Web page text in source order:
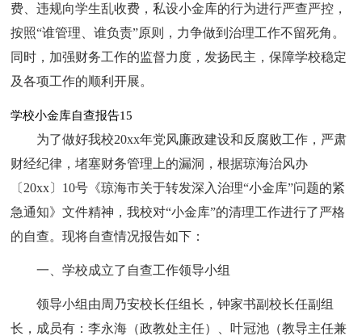
费、违规向学生乱收费，私设小金库的行为进行严查严控，
按照“谁管理、谁负责”原则，力争做到治理工作不留死角。
同时，加强财务工作的监督力度，发扬民主，保障学校稳定
及各项工作的顺利开展。
学校小金库自查报告15
为了做好我校20xx年党风廉政建设和反腐败工作，严肃
财经纪律，堵塞财务管理上的漏洞，根据琼海治风办
〔20xx〕10号《琼海市关于转发深入治理“小金库”问题的紧
急通知》文件精神，我校对“小金库”的清理工作进行了严格
的自查。现将自查情况报告如下：
一、学校成立了自查工作领导小组
领导小组由周乃安校长任组长，钟家书副校长任副组
长，成员有：李永海（政教处主任）、叶冠池（教导主任兼